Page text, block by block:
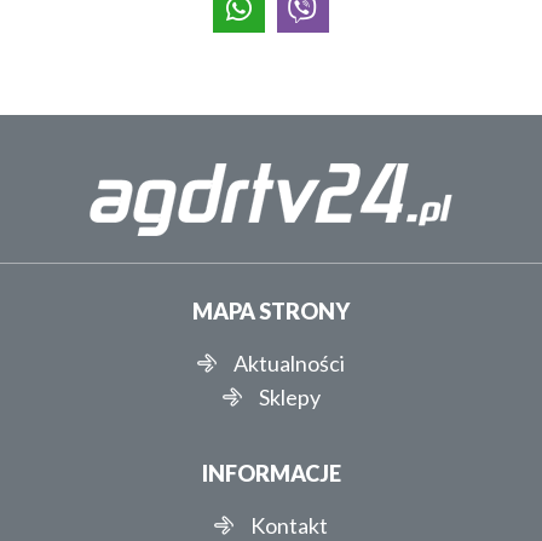
MAPA STRONY
Aktualności
Sklepy
INFORMACJE
Kontakt